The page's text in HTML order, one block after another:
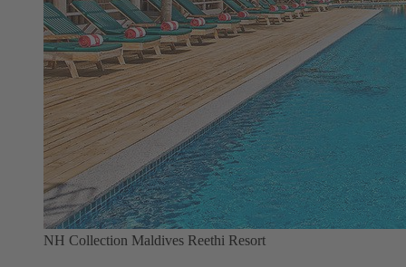
NH Collection Maldives Reethi Resort